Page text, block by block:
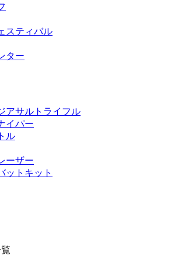
スティバル
ター
アサルトライフル
イパー
ル
ーザー
ットキット